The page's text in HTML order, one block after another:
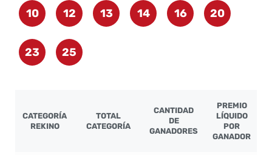
10 12 13 14 16 20
23 25
CATEGORÍA
REKINO
TOTAL
CATEGORÍA
CANTIDAD
DE
GANADORES
PREMIO
LÍQUIDO
POR
GANADOR